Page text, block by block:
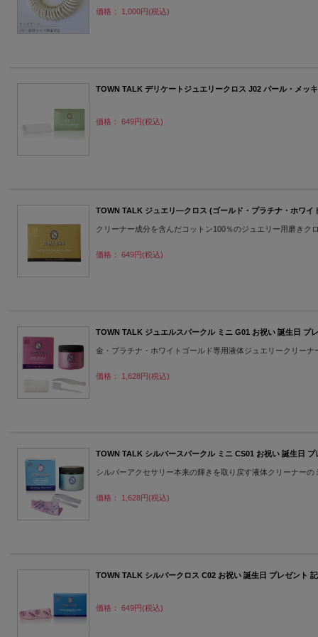
価格： 1,000円(税込)
TOWN TALK デリケートジュエリークロス J02 パール・メッ
価格： 649円(税込)
TOWN TALK ジュエリ―クロス (ゴールド・プラチナ・ホワイ
クリーナー成分を含んだコットン100％のジュエリー用磨きク
価格： 649円(税込)
TOWN TALK ジュエルスパークル ミニ G01 お祝い 誕生日 プ
金・プラチナ・ホワイトゴールド専用液体ジュエリークリーナ
価格： 1,628円(税込)
TOWN TALK シルバースパークル ミニ CS01 お祝い 誕生日 プ
シルバーアクセサリー本来の輝きを取り戻す液体クリーナーの
価格： 1,628円(税込)
TOWN TALK シルバークロス C02 お祝い 誕生日 プレゼント
価格： 649円(税込)